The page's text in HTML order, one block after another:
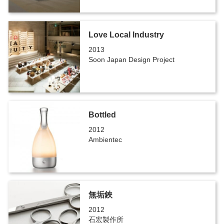
Love Local Industry
2013
Soon Japan Design Project
Bottled
2012
Ambientec
無垢鋏
2012
石宏製作所